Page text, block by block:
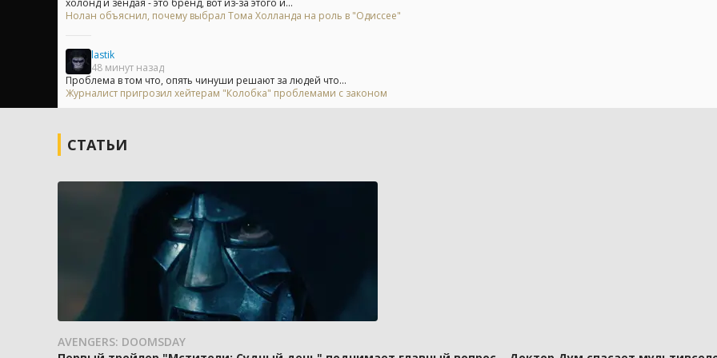
холонд и зендая - это бренд, вот из-за этого и...
Нолан объяснил, почему выбрал Тома Холланда на роль в "Одиссее"
lastik
48 минут назад
Проблема в том что, опять чинуши решают за людей что...
Журналист пригрозил хейтерам "Колобка" проблемами с законом
СТАТЬИ
AVENGERS: DOOMSDAY